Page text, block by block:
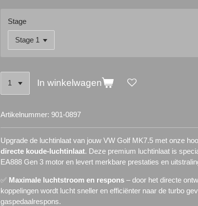
Stage
In winkelwagen
Artikelnummer: 901-0897
Upgrade de luchtinlaat van jouw VW Golf MK7.5 met onze
directe koude-luchtinlaat. Deze premium luchtinlaat is
EA888 Gen 3 motor en levert merkbare prestaties en
✅ Maximale luchtstroom en respons – door het directe
koppelingen wordt lucht sneller en efficiënter naar de turbo
gaspedaalrespons.